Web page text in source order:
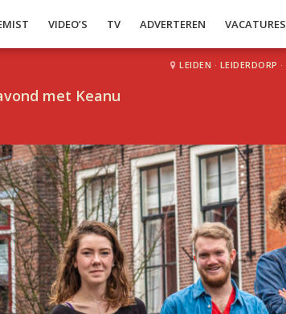
VIDEO’S TV ADVERTEREN VACATURES
met Keanu
LEIDEN · LEIDERDORP ·